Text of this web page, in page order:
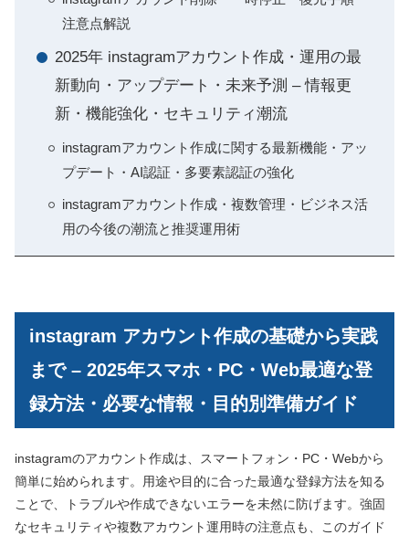
注意点解説
2025年 instagramアカウント作成・運用の最
新動向・アップデート・未来予測 – 情報更
新・機能強化・セキュリティ潮流
instagramアカウント作成に関する最新機能・アッ
プデート・AI認証・多要素認証の強化
instagramアカウント作成・複数管理・ビジネス活
用の今後の潮流と推奨運用術
instagram アカウント作成の基礎から実践
まで – 2025年スマホ・PC・Web最適な登
録方法・必要な情報・目的別準備ガイド
instagramのアカウント作成は、スマートフォン・PC・Webから
簡単に始められます。用途や目的に合った最適な登録方法を知る
ことで、トラブルや作成できないエラーを未然に防げます。強固
なセキュリティや複数アカウント運用時の注意点も、このガイド